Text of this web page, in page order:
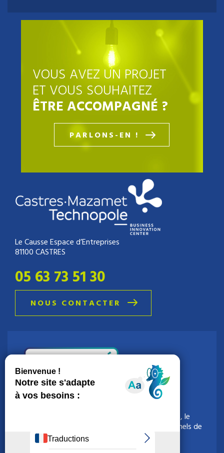
VOUS AVEZ UN PROJET
ET VOUS SOUHAITEZ
ÊTRE ACCOMPAGNÉ ?
PARLONS-EN !
Le Causse Espace d’Entreprises
81100 CASTRES
05 63 73 51 30
NOUS CONTACTER
La Technopole organise l’université de la e-santé, le
rendez-vous incontournable pour les professionnels de
la e-santé.